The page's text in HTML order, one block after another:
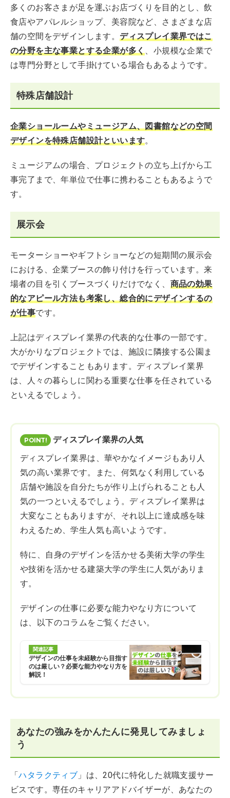
多くのお客さまが足を運ぶお店づくりを目的とし、飲
食店やアパレルショップ、美容院など、さまざまな店
舗の空間をデザインします。ディスプレイ業界ではこ
の分野を主な事業とする企業が多く、小規模な企業で
は専門分野として手掛けている場合もあるようです。
特殊店舗設計
企業ショールームやミュージアム、図書館などの空間
デザインを特殊店舗設計といいます。
ミュージアムの場合、プロジェクトの立ち上げから工
事完了まで、年単位で仕事に携わることもあるようで
す。
展示会
モーターショーやギフトショーなどの短期間の展示会
における、企業ブースの飾り付けを行っています。来
場者の目を引くブースづくりだけでなく、 商品の効果
的なアピール方法も考案し、総合的にデザインするの
が仕事です。
上記はディスプレイ業界の代表的な仕事の一部です。
大がかりなプロジェクトでは、施設に隣接する公園ま
でデザインすることもあります。ディスプレイ業界
は、人々の暮らしに関わる重要な仕事を任されている
といえるでしょう。
ディスプレイ業界の人気
ディスプレイ業界は、華やかなイメージもあり人
気の高い業界です。また、何気なく利用している
店舗や施設を自分たちが作り上げられることも人
気の一つといえるでしょう。ディスプレイ業界は
大変なこともありますが、それ以上に達成感を味
わえるため、学生人気も高いようです。
特に、自身のデザインを活かせる美術大学の学生
や技術を活かせる建築大学の学生に人気がありま
す。
デザインの仕事に必要な能力やなり方について
は、以下のコラムをご覧ください。
関連記事
デザインの仕事を未経験から目指す
のは厳しい？必要な能力やなり方を
解説！
あなたの強みをかんたんに発見してみましょ
う
「ハタラクティブ 」は、20代に特化した就職支援サー
ビスです。専任のキャリアアドバイザーが、あなたの